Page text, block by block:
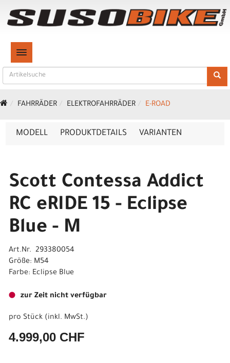
TOGGLE NAVIGATION
FAHRRÄDER ELEKTROFAHRRÄDER E-ROAD
MODELL PRODUKTDETAILS VARIANTEN
Scott Contessa Addict
RC eRIDE 15 - Eclipse
Blue - M
Art.Nr. 293380054
Größe: M54
Farbe: Eclipse Blue
zur Zeit nicht verfügbar
pro Stück (inkl. MwSt.)
4.999,00 CHF